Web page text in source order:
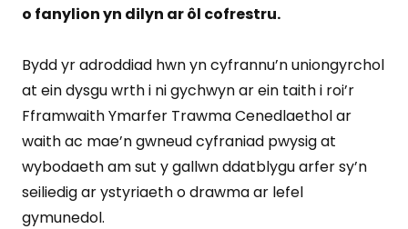
o fanylion yn dilyn ar ôl cofrestru.
Bydd yr adroddiad hwn yn cyfrannu’n uniongyrchol
at ein dysgu wrth i ni gychwyn ar ein taith i roi’r
Fframwaith Ymarfer Trawma Cenedlaethol ar
waith ac mae’n gwneud cyfraniad pwysig at
wybodaeth am sut y gallwn ddatblygu arfer sy’n
seiliedig ar ystyriaeth o drawma ar lefel
gymunedol.